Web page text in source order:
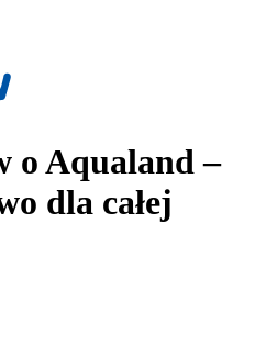
o Aqualand –
dla całej